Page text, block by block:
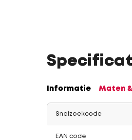
Informatie Maten
Snelzoekcode
EAN code